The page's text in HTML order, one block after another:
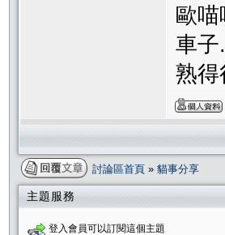
歐
車
熟得
討論區首頁 » 貓事分享
主題服務
登入會員可以訂閱這個主題